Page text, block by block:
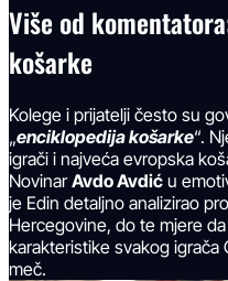
Više od
košarke
Kolege i prijatelji često su
„enciklopedija košarke“.
igrači i najveća evropska
NovinarAvdo Avdić u
je Edin detaljno analizirao
Hercegovine, do te mjere
karakteristike svakog igrača
meč.